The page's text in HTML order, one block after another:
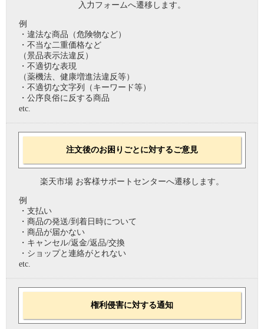
入力フォームへ遷移します。
例
・違法な商品（危険物など）
・不当な二重価格など
（景品表示法違反）
・不適切な表現
（薬機法、健康増進法違反等）
・不適切な文字列（キーワード等）
・公序良俗に反する商品
etc.
注文後のお困りごとに対するご意見
楽天市場 お客様サポートセンターへ遷移します。
例
・支払い
・商品の発送/到着日時について
・商品が届かない
・キャンセル/返金/返品/交換
・ショップと連絡がとれない
etc.
権利侵害に対する通知